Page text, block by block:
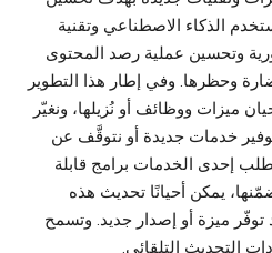
الذكاء الاصطناعي وتقنیة
وتحسين عملية رصد المحتوى
وحظرها. وفي إطار هذا التطوير
ميزات ووظائف أو نُزيلها، ونغيّر
توفير خدمات جديدة أو نتوقَّف عن
إحدى الخدمات برامج قابلة
يمكن أحيانًا تحديث هذه
توفّر ميزة أو إصدار جديد. وتسمح
التحديث التلقائي.